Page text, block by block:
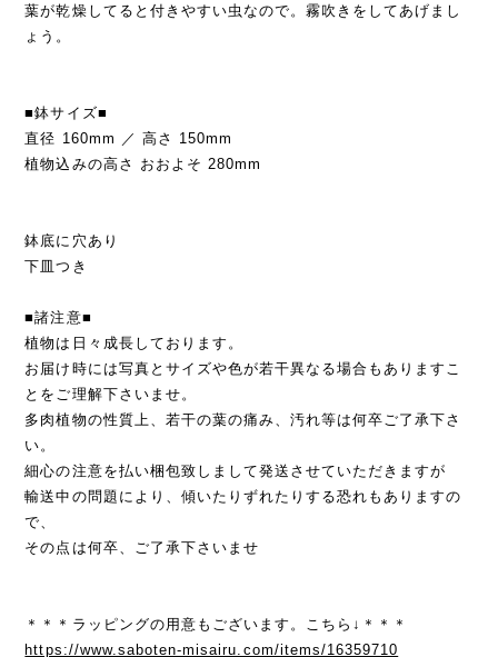
葉が乾燥してると付きやすい虫なので。霧吹きをしてあげまし
ょう。
■鉢サイズ■
直径 160mm ／ 高さ 150mm
植物込みの高さ おおよそ 280mm
鉢底に穴あり
下皿つき
■諸注意■
植物は日々成長しております。
お届け時には写真とサイズや色が若干異なる場合もありますこ
とをご理解下さいませ。
多肉植物の性質上、若干の葉の痛み、汚れ等は何卒ご了承下さ
い。
細心の注意を払い梱包致しまして発送させていただきますが
輸送中の問題により、傾いたりずれたりする恐れもありますの
で、
その点は何卒、ご了承下さいませ
＊＊＊ラッピングの用意もございます。こちら↓＊＊＊
https://www.saboten-misairu.com/items/16359710